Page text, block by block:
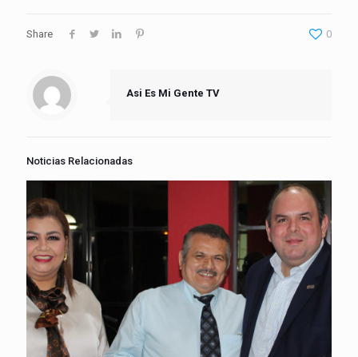
Share 0
Asi Es Mi Gente TV
Noticias Relacionadas